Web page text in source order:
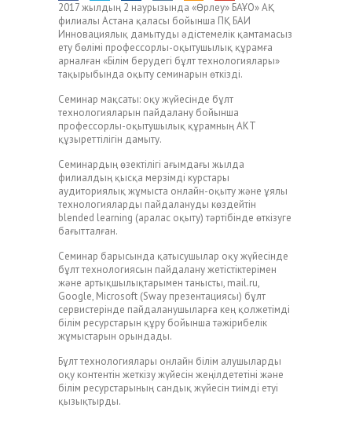
2017 жылдың 2 наурызында «Өрлеу» БАҰО» АҚ
филиалы Астана қаласы бойынша ПҚ БАИ
Инновациялық дамытуды әдістемелік қамтамасыз
ету бөлімі профессорлы-оқытушылық құрамға
арналған «Білім берудегі бұлт технологиялары»
тақырыбында оқыту семинарын өткізді.
Семинар мақсаты: оқу жүйесінде бұлт
технологияларын пайдалану бойынша
профессорлы-оқытушылық құрамның АКТ
құзыреттілігін дамыту.
Семинардың өзектілігі ағымдағы жылда
филиалдың қысқа мерзімді курстары
аудиториялық жұмыста онлайн-оқыту және ұялы
технологияларды пайдалануды көздейтін
blended learning (аралас оқыту) тәртібінде өткізуге
бағытталған.
Семинар барысында қатысушылар оқу жүйесінде
бұлт технологиясын пайдалану жетістіктерімен
және артықшылықтарымен танысты, mail.ru,
Google, Microsoft (Sway презентациясы) бұлт
сервистерінде пайдаланушыларға кең қолжетімді
білім ресурстарын құру бойынша тәжірибелік
жұмыстарын орындады.
Бұлт технологиялары онлайн білім алушыларды
оқу контентін жеткізу жүйесін жеңілдететіні және
білім ресурстарының сандық жүйесін тиімді етуі
қызықтырды.